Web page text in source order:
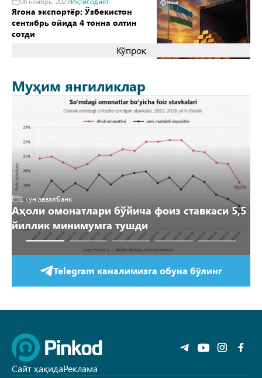
Ягона экспортёр: Ўзбекистон
сентябрь ойида 4 тонна олтин
сотди
Кўпроқ
Муҳим янгиликлар
1 кун аввалБанк
Аҳоли омонатлари бўйича фоиз ставкаси 5,5
йиллик минимумга тушди
Telegram каналимизга обуна бўлинг
Сайт ҳақидаРеклама